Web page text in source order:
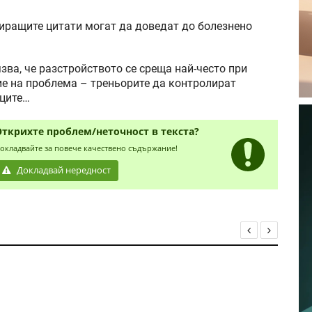
цитати могат да доведат до болезнено
че разстройството се среща най-често при
на проблема – треньорите да контролират
проблем/неточност в текста?
за повече качествено съдържание!
Докладвай нередност